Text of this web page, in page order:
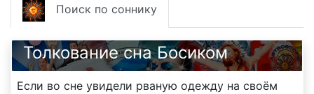
Поиск по соннику
Толкование сна Босиком
Если во сне увидели рваную одежду на своём